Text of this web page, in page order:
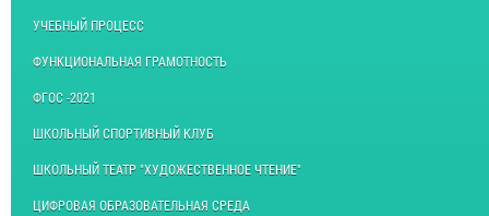
УЧЕБНЫЙ ПРОЦЕСС
ФУНКЦИОНАЛЬНАЯ ГРАМОТНОСТЬ
ФГОС -2021
ШКОЛЬНЫЙ СПОРТИВНЫЙ КЛУБ
ШКОЛЬНЫЙ ТЕАТР "ХУДОЖЕСТВЕННОЕ ЧТЕНИЕ"
ЦИФРОВАЯ ОБРАЗОВАТЕЛЬНАЯ СРЕДА